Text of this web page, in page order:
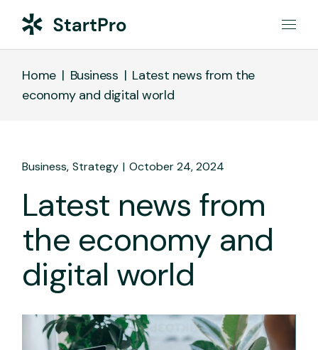
Home Business
Latest news from the
economy and digital world
Business Strategy October 24, 2024
Latest news from
the economy and
digital world